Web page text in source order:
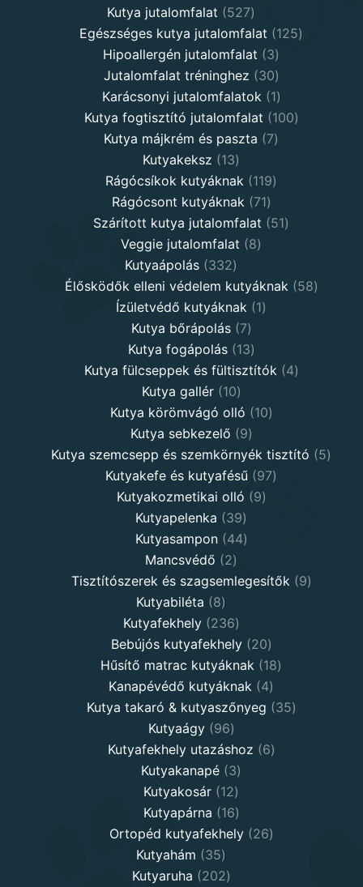
Kutya jutalomfalat 527527
products
Egészséges kutya jutalomfalat 125125
Hipoallergén jutalomfalat 33
products
Jutalomfalat tréninghez 3030
products
Karácsonyi jutalomfalatok 11
product
Kutya fogtisztító jutalomfalat 100100
Kutya májkrém és paszta 77
Kutyakeksz 1313
products
Rágócsíkok kutyáknak 119119
Rágócsont kutyáknak 7171
products
Szárított kutya jutalomfalat 5151
Veggie jutalomfalat 88
Kutyaápolás 332332
products
Élősködők elleni védelem kutyáknak 5858
Ízületvédő kutyáknak 11
Kutya bőrápolás 77
products
Kutya fogápolás 1313
products
Kutya fülcseppek és fültisztítók 44
Kutya gallér 1010
products
Kutya körömvágó olló 1010
Kutya sebkezelő 99
products
Kutya szemcsepp és szemkörnyék tisztító 55
Kutyakefe és kutyafésű 9797
Kutyakozmetikai olló 99
Kutyapelenka 3939
products
Kutyasampon 4444
Mancsvédő 22
products
Tisztítószerek és szagsemlegesítők 99
Kutyabiléta 88
products
Kutyafekhely 236236
products
Bebújós kutyafekhely 2020
products
Hűsítő matrac kutyáknak 1818
Kanapévédő kutyáknak 44
products
Kutya takaró & kutyaszőnyeg 3535
Kutyaágy 9696
products
Kutyafekhely utazáshoz 66
Kutyakanapé 33
products
Kutyakosár 1212
products
Kutyapárna 1616
products
Ortopéd kutyafekhely 2626
Kutyahám 3535
products
Kutyaruha 202202